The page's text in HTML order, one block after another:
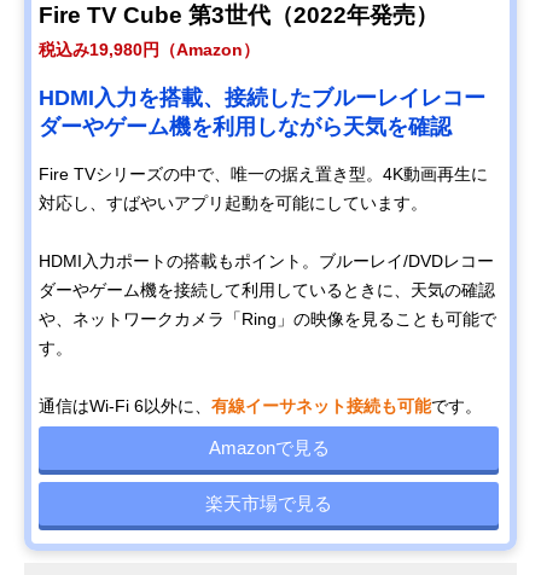
Fire TV Cube 第3世代（2022年発売）
税込み19,980円（Amazon）
HDMI入力を搭載、接続したブルーレイレコー
ダーやゲーム機を利用しながら天気を確認
Fire TVシリーズの中で、唯一の据え置き型。4K動画再生に
対応し、すばやいアプリ起動を可能にしています。
HDMI入力ポートの搭載もポイント。ブルーレイ/DVDレコー
ダーやゲーム機を接続して利用しているときに、天気の確認
や、ネットワークカメラ「Ring」の映像を見ることも可能で
す。
通信はWi-Fi 6以外に、 有線イーサネット接続も可能です。
Amazonで見る
楽天市場で見る